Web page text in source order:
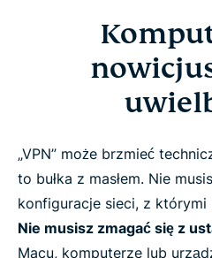
Komputerowi nowicjusze
Szybka konfiguracja? Nie
ExpressVPN bez powodu
ExpressVPN to prosty
Połącz się z naszymi
„VPN” może brzmieć
to bułka z masłem. Nie
konfiguracje sieci, z
Nie musisz zmagać się z
Macu, komputerze lub